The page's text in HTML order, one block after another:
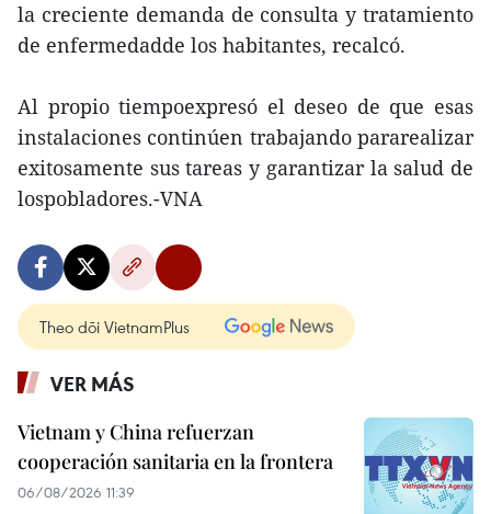
la creciente demanda de consulta y tratamiento
de enfermedadde los habitantes, recalcó.
Al propio tiempoexpresó el deseo de que esas
instalaciones continúen trabajando pararealizar
exitosamente sus tareas y garantizar la salud de
lospobladores.-VNA
Theo dõi VietnamPlus
VER MÁS
Vietnam y China refuerzan
cooperación sanitaria en la frontera
06/08/2026 11:39